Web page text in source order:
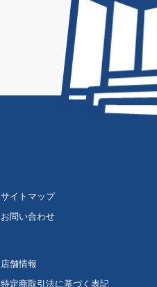
サイトマップ
お問い合わせ
店舗情報
特定商取引法に基づく表記